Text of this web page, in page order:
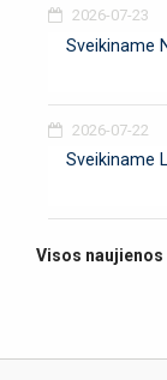
2026-07-23
Sveikiname
2026-07-22
Sveikiname
Visos naujienos